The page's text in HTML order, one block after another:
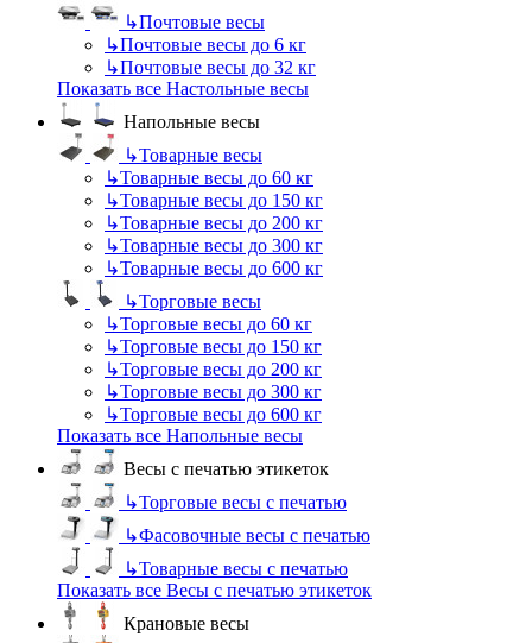
↳Почтовые весы
↳Почтовые весы до 6 кг
↳Почтовые весы до 32 кг
Показать все Настольные весы
Напольные весы
↳Товарные весы
↳Товарные весы до 60 кг
↳Товарные весы до 150 кг
↳Товарные весы до 200 кг
↳Товарные весы до 300 кг
↳Товарные весы до 600 кг
↳Торговые весы
↳Торговые весы до 60 кг
↳Торговые весы до 150 кг
↳Торговые весы до 200 кг
↳Торговые весы до 300 кг
↳Торговые весы до 600 кг
Показать все Напольные весы
Весы с печатью этикеток
↳Торговые весы с печатью
↳Фасовочные весы с печатью
↳Товарные весы с печатью
Показать все Весы с печатью этикеток
Крановые весы